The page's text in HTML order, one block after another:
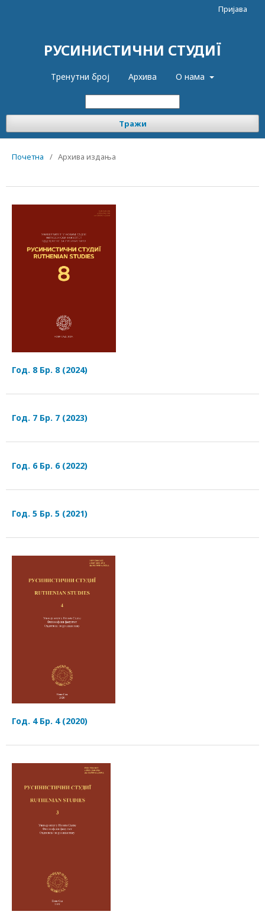
РУСИНИСТИЧНИ СТУДИЇ
Тренутни број Архива О нама
Тражи
Пријава
Почетна / Архива издања
Год. 8 Бр. 8 (2024)
Год. 7 Бр. 7 (2023)
Год. 6 Бр. 6 (2022)
Год. 5 Бр. 5 (2021)
Год. 4 Бр. 4 (2020)